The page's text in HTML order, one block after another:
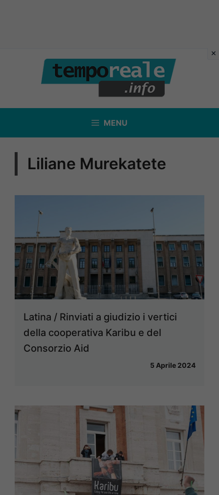
contenuto
MENU
Liliane Murekatete
Latina / Rinviati a giudizio i vertici
della cooperativa Karibu e del
Consorzio Aid
5 Aprile 2024